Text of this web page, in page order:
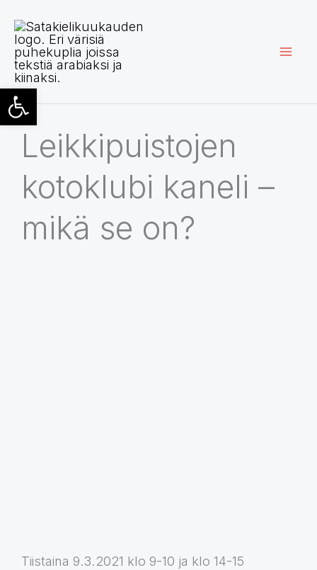
sisältöön
Leikkipuistojen
kotoklubi kaneli –
mikä se on?
Tiistaina 9.3.2021 klo 9-10 ja klo 14-15
Open toolbar